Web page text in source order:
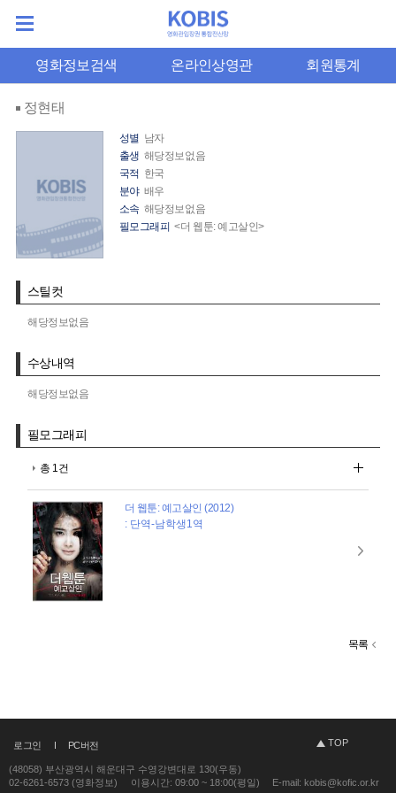
영화정보검색 온라인상영관 회원통계
정현태
성별 남자
출생 해당정보없음
국적 한국
분야 배우
소속 해당정보없음
필모그래피 <더 웹툰: 예고살인>
스틸컷
해당정보없음
수상내역
해당정보없음
필모그래피
총 1건
더 웹툰: 예고살인 (2012)
: 단역-남학생1역
목록
로그인 PC버전 TOP
(48058) 부산광역시 해운대구 수영강변대로 130(우동)
02-6261-6573 (영화정보)
이용시간: 09:00 ~ 18:00(평일) E-mail: kobis@kofic.or.kr